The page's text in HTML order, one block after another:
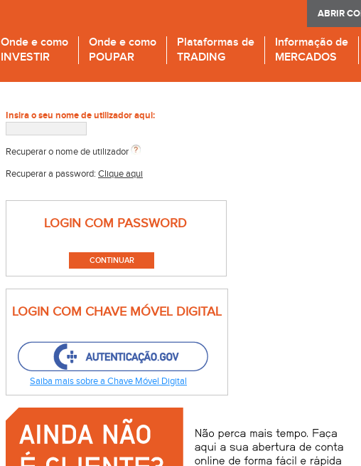
ABRIR
Onde e como
INVESTIR
Onde e como
POUPAR
Plataformas de
TRADING
Informação de
MERCADOS
Insira o seu nome de utilizador aqui:
Recuperar o nome de utilizador
Recuperar a password: Clique aqui
LOGIN COM PASSWORD
LOGIN COM CHAVE MÓVEL DIGITAL
Saiba mais sobre a Chave Móvel Digital